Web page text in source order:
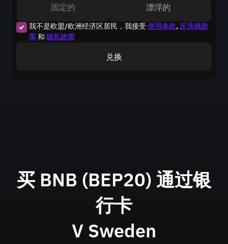
买 BNB (BEP20) 通过银
行卡
V Sweden
我不是欧盟/欧洲经济区居民，我接受 使用条款, 反洗钱政
策和 隐私政策
固定的 漂浮的
兑换